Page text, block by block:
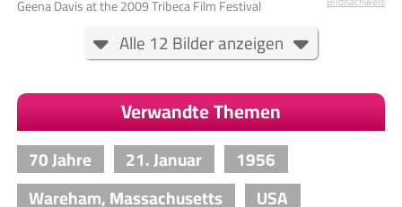
Geena Davis at the 2009 Tribeca Film Festival
Alle 12 Bilder anzeigen
Verwandte Themen
70 Jahre 21. Januar
1956
Wareham, Massachusetts
USA